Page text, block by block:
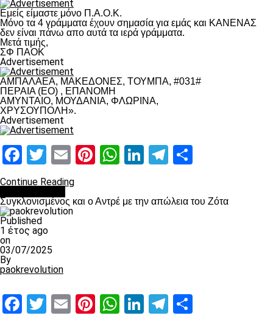
Εμείς είμαστε μόνο Π.Α.Ο.Κ.
Μόνο τα 4 γράμματα έχουν σημασία για εμάς και ΚΑΝΕΝΑΣ
δεν είναι πάνω απο αυτά τα ιερά γράμματα.
Μετά τιμής,
ΣΦ ΠΑΟΚ
Advertisement
ΑΜΠΑΛΑΕΑ, ΜΑΚΕΔΟΝΕΣ, ΤΟΥΜΠΑ, #031#
ΠΕΡΑΙΑ (ΕΟ) , ΕΠΑΝΟΜΗ
ΑΜΥΝΤΑΙΟ, ΜΟΥΔΑΝΙΑ, ΦΛΩΡΙΝΑ,
ΧΡΥΣΟΥΠΟΛΗ».
Advertisement
Facebook
Twitter
EmailPinterest
WhatsApp
LinkedIn
Telegram
Continue Reading
Συγκλονισμένος και ο Αντρέ με την απώλεια του Ζότα
Published
1 έτος ago
on
03/07/2025
By
paokrevolution
Facebook
Twitter
EmailPinterest
WhatsApp
LinkedIn
Telegram